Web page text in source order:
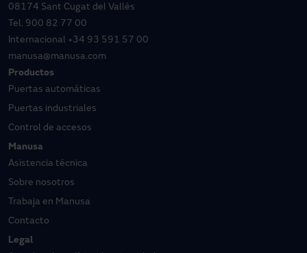
08174 Sant Cugat del Vallès
Tel. 900 82 77 00
Internacional +34 93 591 57 00
manusa@manusa.com
Productos
Puertas automáticas
Puertas industriales
Control de accesos
Manusa
Asistencia técnica
Sobre nosotros
Trabaja en Manusa
Contacto
Legal